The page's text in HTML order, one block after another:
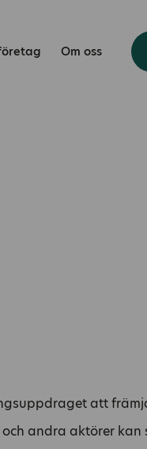
Om oss
att
andra aktörer kan